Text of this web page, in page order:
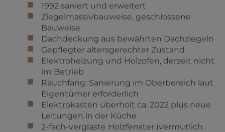
1992 saniert und erweitert
Ziegelmassivbauweise, geschlossene
Bauweise
Dachdeckung aus bewährten Dachziegeln
Gepflegter altersgerechter Zustand
Elektroheizung und Holzofen, derzeit nicht
im Betrieb
Rauchfang: Sanierung im Oberbereich laut
Eigentümer erforderlich
Elektrokasten überholt ca. 2022 plus neue
Leitungen in der Küche
2-fach-verglaste Holzfenster (vermutlich